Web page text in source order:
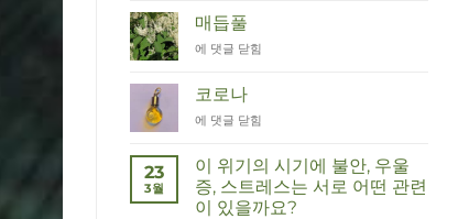
매듭풀
Duizendknoop
에 댓글 닫힘
코로나
Corona
에 댓글 닫힘
23
3월
이 위기의 시기에 불안, 우울
증, 스트레스는 서로 어떤 관련
이 있을까요?